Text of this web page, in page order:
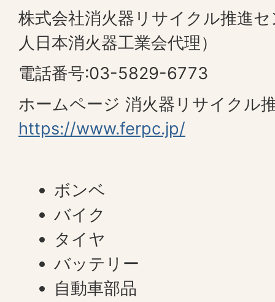
株式会社消火器リサイクル推進
人日本消火器工業会代理）
電話番号:03-5829-6773
ホームページ 消火器リサイクル
https://www.ferpc.jp/
ボンベ
バイク
タイヤ
バッテリー
自動車部品